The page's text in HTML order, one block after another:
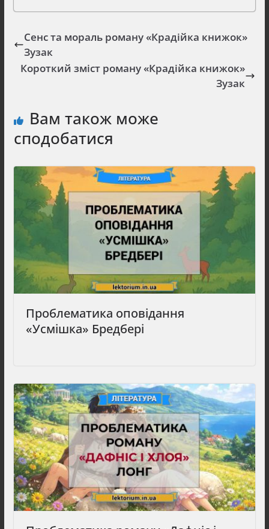
Сенс та мораль роману «Крадійка книжок»
Зузак
Короткий зміст роману «Крадійка книжок»
Зузак
Вам також може
сподобатися
Проблематика оповідання
«Усмішка» Бредбері